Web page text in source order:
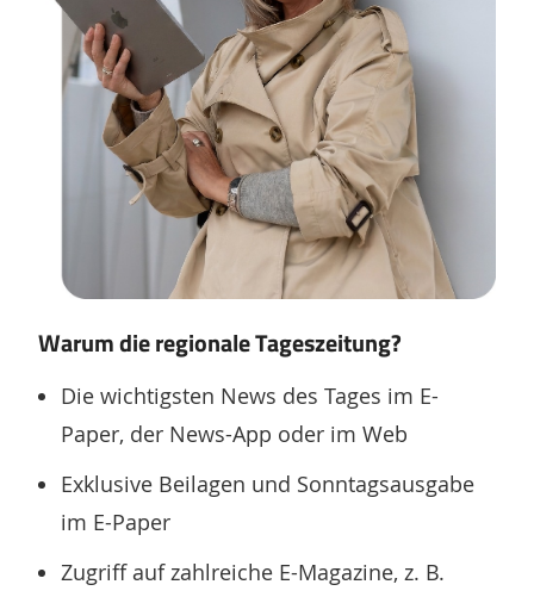
Warum die regionale Tageszeitung?
Die wichtigsten News des Tages im E-
Paper, der News-App oder im Web
Exklusive Beilagen und Sonntagsausgabe
im E-Paper
Zugriff auf zahlreiche E-Magazine, z. B.